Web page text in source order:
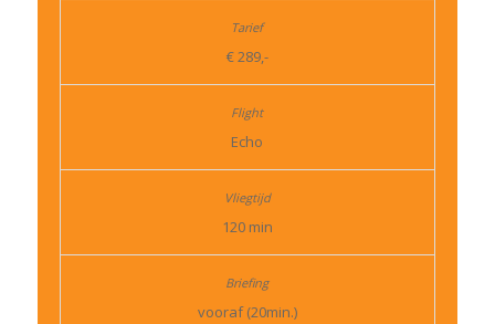
€ 289,-
Echo
120 min
vooraf (20min.)